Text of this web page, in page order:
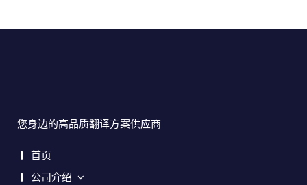
您身边的高品质翻译方案供应商
首页
公司介绍